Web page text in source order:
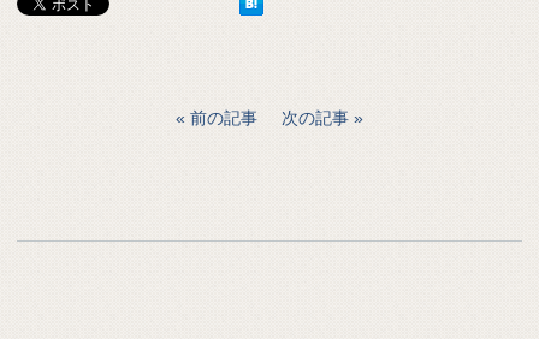
前の記事 次の記事